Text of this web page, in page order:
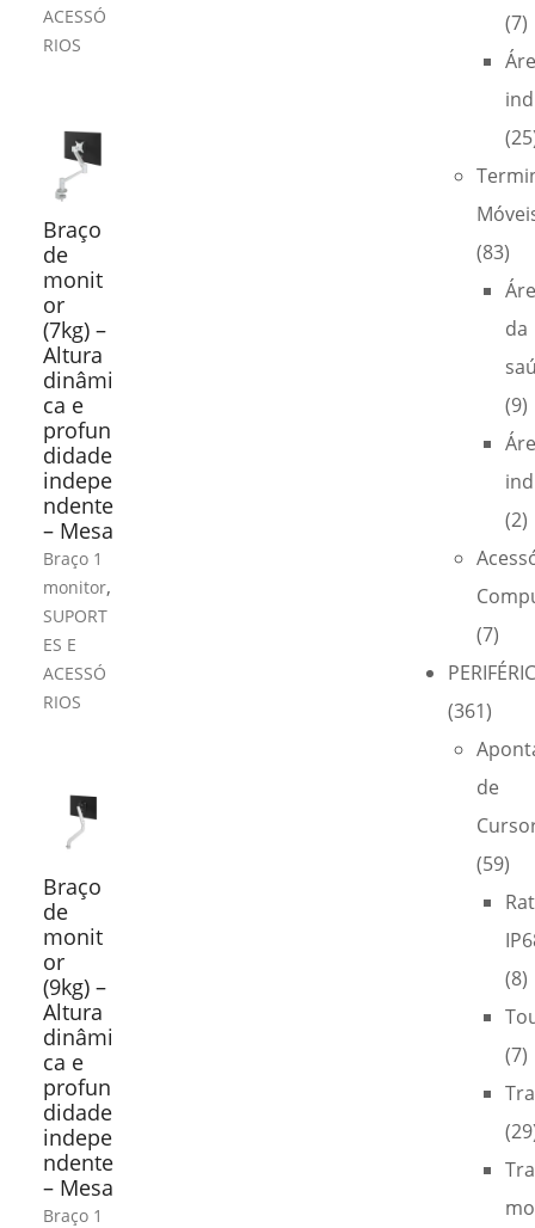
ACESSÓ
RIOS
Braço
de
monit
or
(7kg) –
Altura
dinâmi
ca e
profun
didade
indepe
ndente
– Mesa
Braço 1
monitor,
SUPORT
ES E
ACESSÓ
RIOS
Braço
de
monit
or
(9kg) –
Altura
dinâmi
ca e
profun
didade
indepe
ndente
– Mesa
Braço 1
(7)
(83)
da
(9)
(2)
(7)
(361)
de
(59)
(8)
(7)